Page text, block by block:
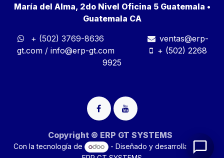
María del Alma, 2do Nivel Oficina 5 Guatemala •
Guatemala CA
+ (502) 3769-8636
ventas@erp-
gt.com / info@erp-gt.com
+ (502) 2268
9925
Copyright © ERP GT SYSTEMS
Con la tecnología de
- Diseñado y desarrollado por